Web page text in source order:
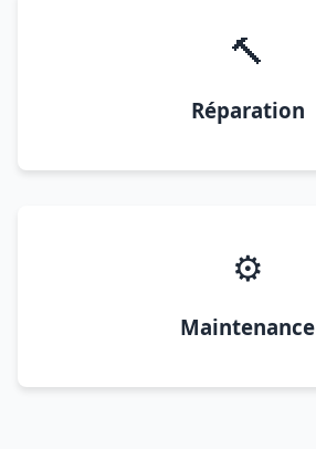
🔨
Réparation
⚙️
Maintenance